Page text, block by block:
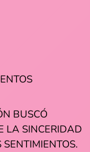
BUSCÓ
LA SINCERIDAD